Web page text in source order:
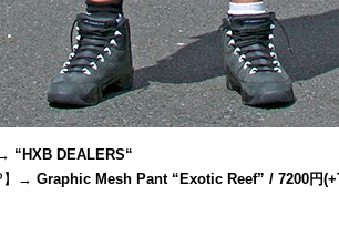
“HXB DEALERS“
】→ Graphic Mesh Pant “Exotic Reef” / 7200円